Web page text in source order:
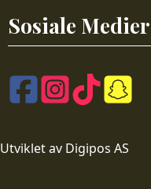
Sosiale Medier
Utviklet av Digipos AS